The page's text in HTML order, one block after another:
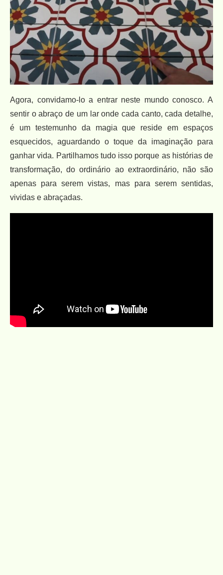
Agora, convidamo-lo a entrar neste mundo conosco. A
sentir o abraço de um lar onde cada canto, cada detalhe,
é um testemunho da magia que reside em espaços
esquecidos, aguardando o toque da imaginação para
ganhar vida. Partilhamos tudo isso porque as histórias de
transformação, do ordinário ao extraordinário, não são
apenas para serem vistas, mas para serem sentidas,
vividas e abraçadas.